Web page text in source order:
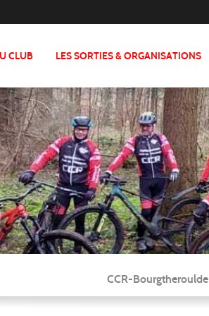
CLUB LES SORTIES & ORGANISATIONS
CCR-Bourgtheroulde